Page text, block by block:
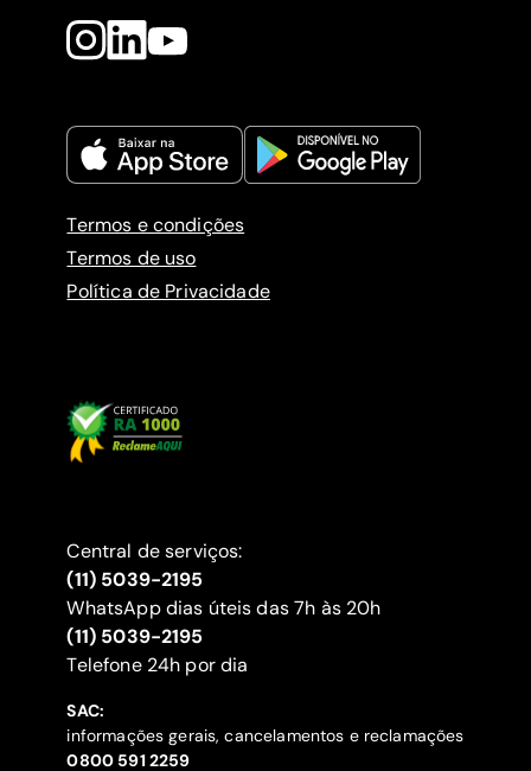
Termos e condições
Termos de uso
Política de Privacidade
Central de serviços:
(11) 5039-2195
WhatsApp dias úteis das 7h às 20h
(11) 5039-2195
‍Telefone 24h por dia
SAC:
informações gerais, cancelamentos e reclamações
‍0800 591 2259